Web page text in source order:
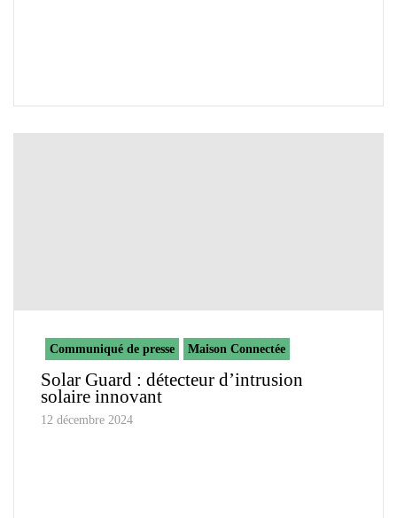
Communiqué de presse Maison Connectée
Solar Guard : détecteur d’intrusion
solaire innovant
12 décembre 2024